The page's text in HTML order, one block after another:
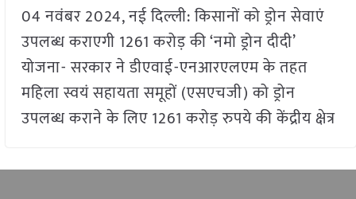
04 नवंबर 2024, नई दिल्ली: किसानों को ड्रोन सेवाएं
उपलब्ध कराएगी 1261 करोड़ की ‘नमो ड्रोन दीदी’
योजना- सरकार ने डीएवाई-एनआरएलएम के तहत
महिला स्वयं सहायता समूहों (एसएचजी) को ड्रोन
उपलब्ध कराने के लिए 1261 करोड़ रुपये की केंद्रीय क्षेत्र